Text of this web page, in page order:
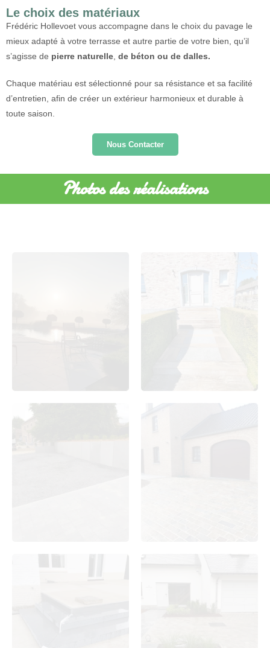
Le choix des matériaux
Frédéric Hollevoet vous accompagne dans le choix du pavage le
mieux adapté à votre terrasse et autre partie de votre bien, qu’il
s’agisse de pierre naturelle de béton ou de dalles.
Chaque matériau est sélectionné pour sa résistance et sa facilité
d’entretien, afin de créer un extérieur harmonieux et durable à
toute saison.
Nous Contacter
Photos des réalisations